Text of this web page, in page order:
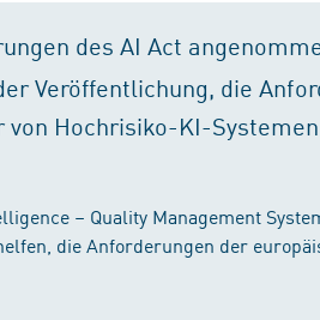
des AI Act
Veröffentlichung, die
Hochrisiko-KI-Systemen
– Quality Management
die Anforderungen der